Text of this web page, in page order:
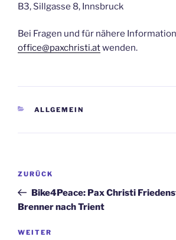
B3, Sillgasse 8, Innsbruck
Bei Fragen und für nähere
office@paxchristi.atwenden.
KATEGORIEN
ALLGEMEIN
Beitrags-
Vorheriger
Beitrag
ZURÜCK
Bike4Peace: Pax Christi
Brenner nach Trient
Nächster
WEITER